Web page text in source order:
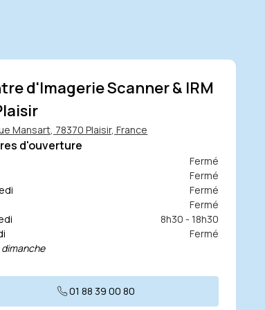
d'Imagerie Scanner & IRM
Mansart, 78370 Plaisir, France
d'ouverture
Fermé
Fermé
Fermé
Fermé
8h30 - 18h30
Fermé
dimanche
01 88 39 00 80